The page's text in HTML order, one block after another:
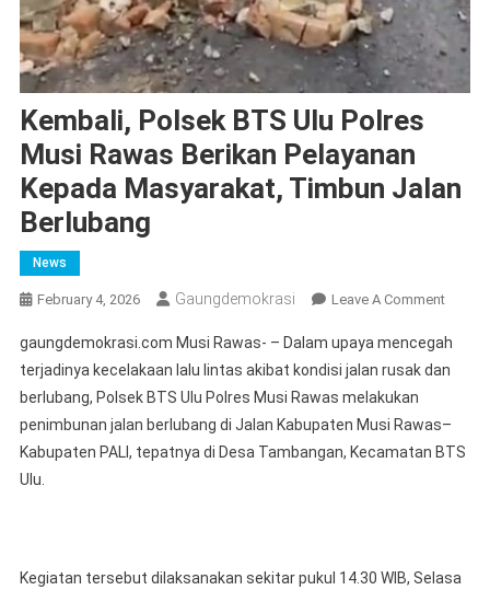
Kembali, Polsek BTS Ulu Polres
Musi Rawas Berikan Pelayanan
Kepada Masyarakat, Timbun Jalan
Berlubang
News
February 4, 2026 Gaungdemokrasi Leave A CommentOn
Polsek
BTS
Polres
Musi
gaungdemokrasi.com Musi Rawas- – Dalam upaya mencegah
terjadinya kecelakaan lalu lintas akibat kondisi jalan rusak dan
berlubang, Polsek BTS Ulu Polres Musi Rawas melakukan
penimbunan jalan berlubang di Jalan Kabupaten Musi Rawas–
Kabupaten PALI, tepatnya di Desa Tambangan, Kecamatan BTS
Ulu.
Kegiatan tersebut dilaksanakan sekitar pukul 14.30 WIB, Selasa